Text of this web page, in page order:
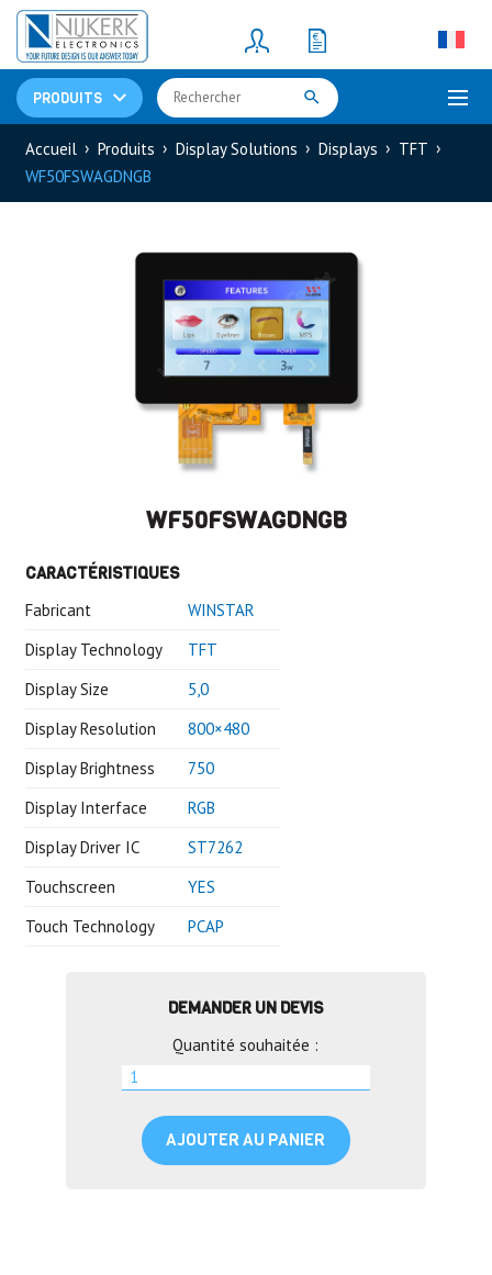
PRODUITS
Resistors(781)
Shunt Resistor
Accueil Produits Display Solutions Displays
TFT
WF50FSWAGDNGB
WF50FSWAGDNGB
CARACTÉRISTIQUES
Fabricant
WINSTAR
Display Technology
TFT
Display Size
5,0
Display Resolution
800×480
Display Brightness
750
Display Interface
RGB
Display Driver IC
ST7262
Touchscreen
YES
Touch Technology
PCAP
DEMANDER UN DEVIS
Quantité souhaitée :
AJOUTER AU PANIER